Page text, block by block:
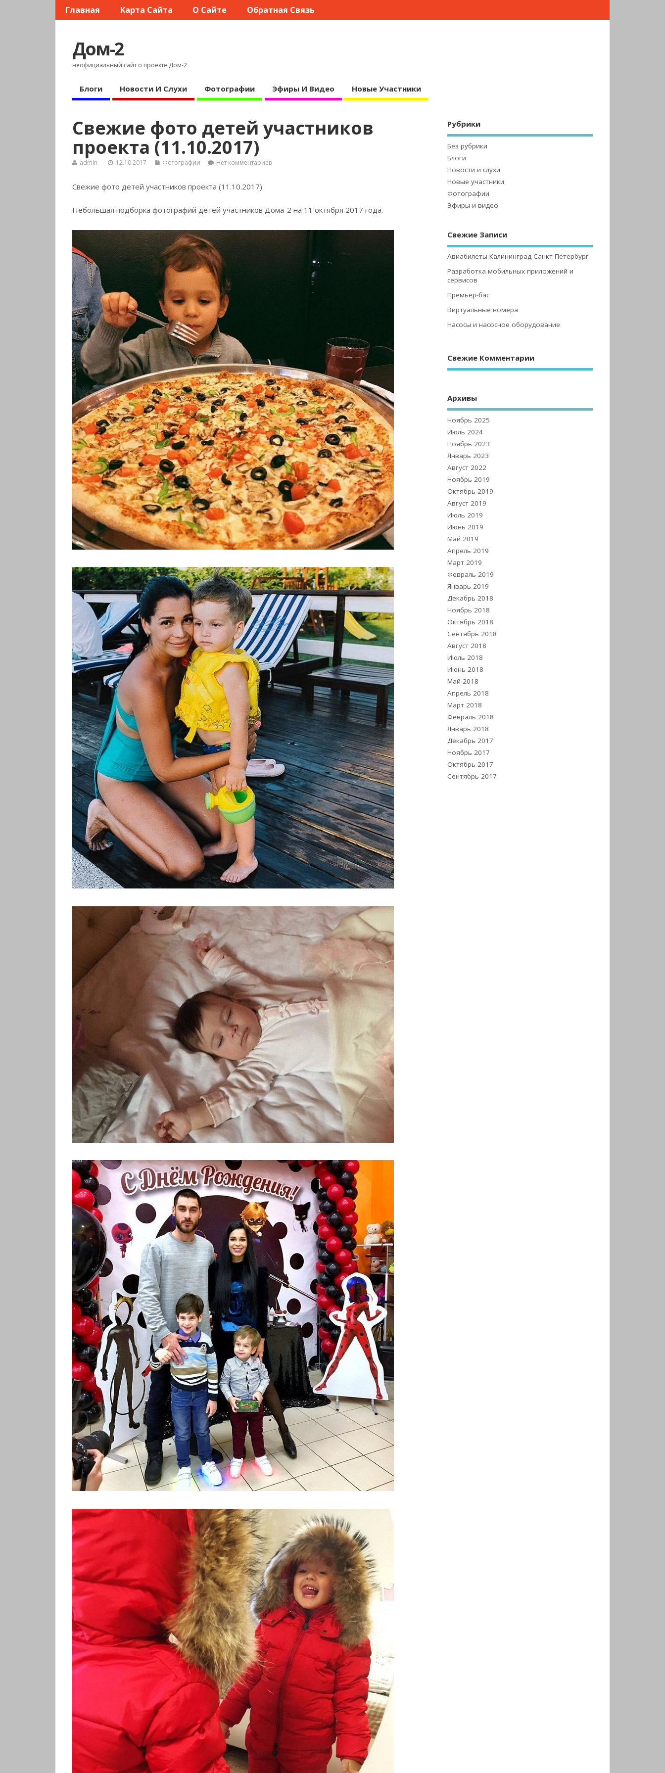
Главная Карта Сайта О Сайте Обратная Связь
Дом-2
неофициальный сайт о проекте Дом-2
Блоги Новости И Слухи Фотографии Эфиры И Видео Новые Участники
Свежие фото детей участников
проекта (11.10.2017)
admin 12.10.2017 Фотографии Нет комментариев
Свежие фото детей участников проекта (11.10.2017)
Небольшая подборка фотографий детей участников Дома-2 на 11 октября 2017 года.
Рубрики
Без рубрики
Блоги
Новости и слухи
Новые участники
Фотографии
Эфиры и видео
Свежие Записи
Авиабилеты Калининград Санкт Петербург
Разработка мобильных приложений и
сервисов
Премьер-бас
Виртуальные номера
Насосы и насосное оборудование
Свежие Комментарии
Архивы
Ноябрь 2025
Июль 2024
Ноябрь 2023
Январь 2023
Август 2022
Ноябрь 2019
Октябрь 2019
Август 2019
Июль 2019
Июнь 2019
Май 2019
Апрель 2019
Март 2019
Февраль 2019
Январь 2019
Декабрь 2018
Ноябрь 2018
Октябрь 2018
Сентябрь 2018
Август 2018
Июль 2018
Июнь 2018
Май 2018
Апрель 2018
Март 2018
Февраль 2018
Январь 2018
Декабрь 2017
Ноябрь 2017
Октябрь 2017
Сентябрь 2017